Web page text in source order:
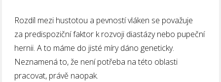
Rozdíl mezi hustotou a pevností vláken se považuje
za predispoziční faktor k rozvoji diastázy nebo pupeční
hernii. A to máme do jisté míry dáno geneticky.
Neznamená to, že není potřeba na této oblasti
pracovat, právě naopak.